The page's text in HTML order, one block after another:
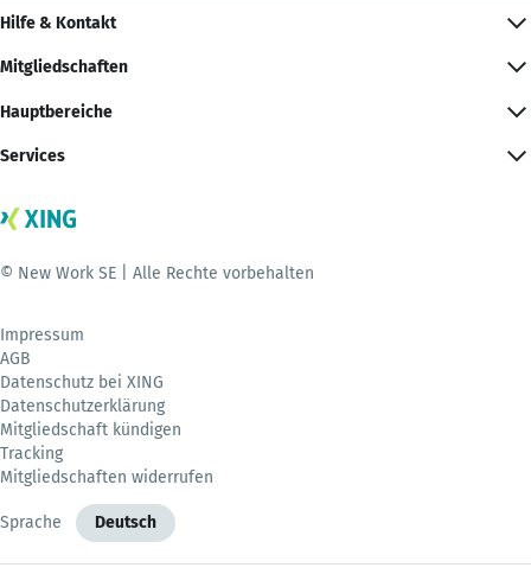
Hilfe & Kontakt
Mitgliedschaften
Hauptbereiche
Services
© New Work SE | Alle Rechte vorbehalten
Impressum
AGB
Datenschutz bei XING
Datenschutzerklärung
Mitgliedschaft kündigen
Tracking
Mitgliedschaften widerrufen
Sprache Deutsch